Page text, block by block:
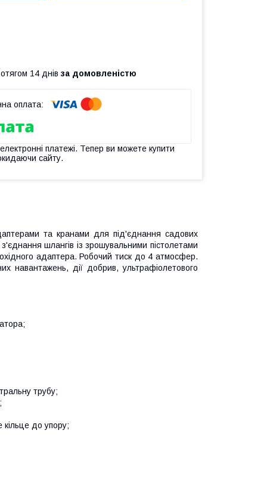
14 днів за домовленістю
платежі. Тепер ви можете купити
сайту.
та кранами для під'єднання садових
шлангів із зрошувальними пістолетами
адаптера. Робочий тиск до 4 атмосфер.
навантажень, дії добрив, ультрафіолетового
трубу;
кільце до упору;